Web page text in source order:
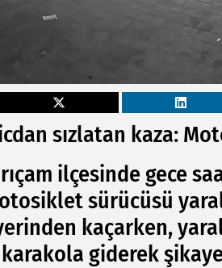
sızlatan kaza:
ilçesinde gece
sürücüsü
kaçarken,
giderek